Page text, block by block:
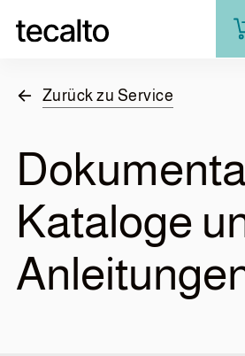
Produkte
Leistungen
Wissen
Zurück zu Service
Kataloge